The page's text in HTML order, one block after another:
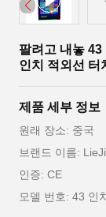
팔려고 내놓
인치 적외선 터
제품 세부 정보
원래 장소: 중국
브랜드 이름:
인증: CE
모델 번호: 43 인